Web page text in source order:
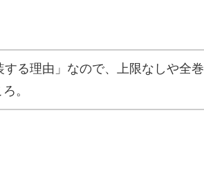
る理由」なので、上限なしや全巻
。